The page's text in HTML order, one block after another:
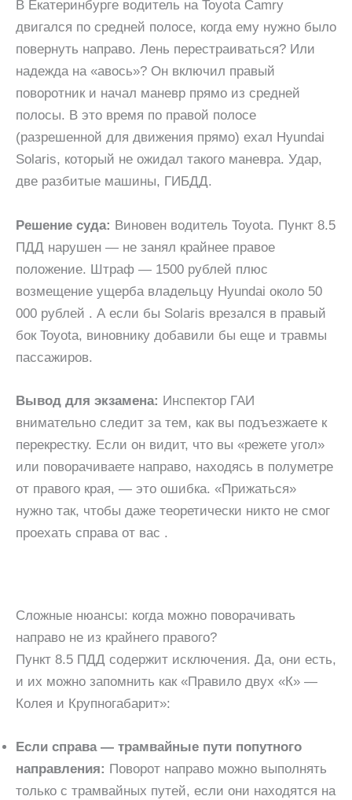
В Екатеринбурге водитель на Toyota Camry
двигался по средней полосе, когда ему нужно было
повернуть направо. Лень перестраиваться? Или
надежда на «авось»? Он включил правый
поворотник и начал маневр прямо из средней
полосы. В это время по правой полосе
(разрешенной для движения прямо) ехал Hyundai
Solaris, который не ожидал такого маневра. Удар,
две разбитые машины, ГИБДД.
Решение суда: Виновен водитель Toyota. Пункт 8.5
ПДД нарушен — не занял крайнее правое
положение. Штраф — 1500 рублей плюс
возмещение ущерба владельцу Hyundai около 50
000 рублей . А если бы Solaris врезался в правый
бок Toyota, виновнику добавили бы еще и травмы
пассажиров.
Вывод для экзамена: Инспектор ГАИ
внимательно следит за тем, как вы подъезжаете к
перекрестку. Если он видит, что вы «режете угол»
или поворачиваете направо, находясь в полуметре
от правого края, — это ошибка. «Прижаться»
нужно так, чтобы даже теоретически никто не смог
проехать справа от вас .
Сложные нюансы: когда можно поворачивать
направо не из крайнего правого?
Пункт 8.5 ПДД содержит исключения. Да, они есть,
и их можно запомнить как «Правило двух «К» —
Колея и Крупногабарит»:
Если справа — трамвайные пути попутного
направления: Поворот направо можно выполнять
только с трамвайных путей, если они находятся на